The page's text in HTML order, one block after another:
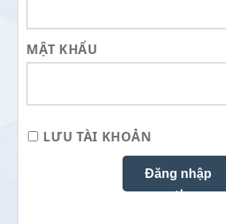
MẬT KHẨU
LƯU TÀI KHOẢN